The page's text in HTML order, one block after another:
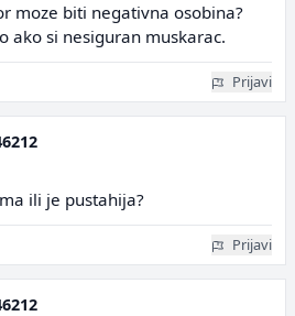
moze biti negativna osobina?
ako si nesiguran muskarac.
Prijavi
ili je pustahija?
Prijavi